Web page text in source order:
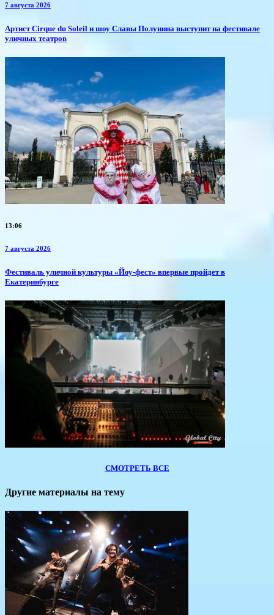
7 августа 2026
Артист Cirque du Soleil и шоу Славы Полунина выступит на фестивале
уличных театров
13:06
7 августа 2026
​Фестиваль уличной культуры «Йоу-фест» впервые пройдет в
Екатеринбурге
СМОТРЕТЬ ВСЕ
Другие материалы на тему